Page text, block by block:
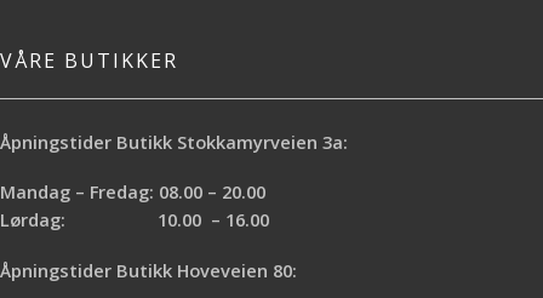
VÅRE BUTIKKER
Åpningstider Butikk Stokkamyrveien 3a:
Mandag – Fredag: 08.00 – 20.00
Lørdag: 10.00 – 16.00
Åpningstider Butikk Hoveveien 80: